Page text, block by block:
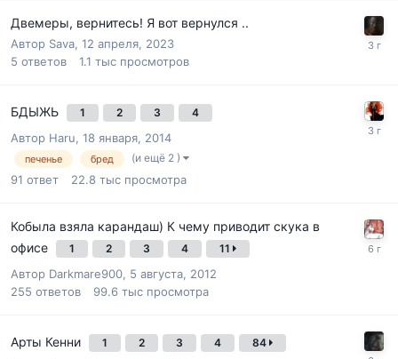
Двемеры, вернитесь! Я вот вернулся ..
Автор Sava, 12 апреля, 2023
5 ответов 1.1 тыс просмотров
БДЫЖЬ 1 2 3 4
Автор Haru, 18 января, 2014
печенье бред (и ещё 2 )
91 ответ 22.8 тыс просмотра
Кобыла взяла карандаш) К чему приводит скука в
офисе
1 2 3 4 11
Автор Darkmare900, 5 августа, 2012
255 ответов 99.6 тыс просмотра
Арты Кенни 1 2 3 4 84